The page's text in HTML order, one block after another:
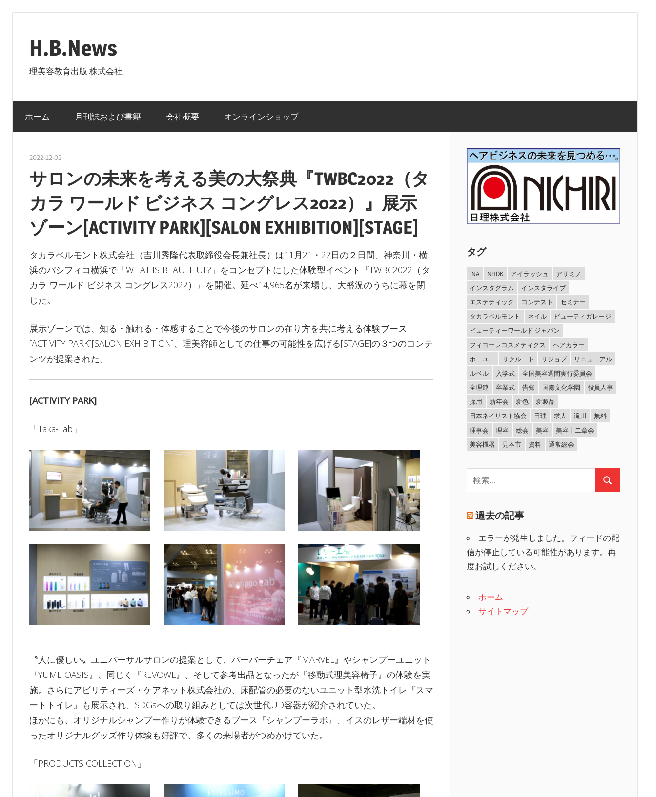
ス
ッ
H.B.News
理美容教育出版 株式会社
ホーム 月刊誌および書籍 会社概要 オンラインショップ
2022-12-02nakamura
サロンの未来を考える美の大祭典『TWBC2022（タ
カラ ワールド ビジネス コングレス2022）』展示
ゾーン[ACTIVITY PARK][SALON EXHIBITION][STAGE]
タカラベルモント株式会社（吉川秀隆代表取締役会長兼社長）は11月21・22日の２日間、神奈川・横
浜のパシフィコ横浜で「WHAT IS BEAUTIFUL?」をコンセプトにした体験型イベント『TWBC2022（タ
カラ ワールド ビジネス コングレス2022）』を開催。延べ14,965名が来場し、大盛況のうちに幕を閉
じた。
展示ゾーンでは、知る・触れる・体感することで今後のサロンの在り方を共に考える体験ブース
[ACTIVITY PARK][SALON EXHIBITION]、理美容師としての仕事の可能性を広げる[STAGE]の３つのコンテ
ンツが提案された。
[ACTIVITY PARK]
「Taka-Lab」
〝人に優しい〟ユニバーサルサロンの提案として、バーバーチェア『MARVEL』やシャンプーユニット
『YUME OASIS』、同じく『REVOWL』、そして参考出品となったが『移動式理美容椅子』の体験を実
施。さらにアビリティーズ・ケアネット株式会社の、床配管の必要のないユニット型水洗トイレ『スマ
ートトイレ』も展示され、SDGsへの取り組みとしては次世代UD容器が紹介されていた。
ほかにも、オリジナルシャンプー作りが体験できるブース『シャンプーラボ』、イスのレザー端材を使
ったオリジナルグッズ作り体験も好評で、多くの来場者がつめかけていた。
「PRODUCTS COLLECTION」
タグ
JNA NHDK アイラッシュ
アリミノ
インスタグラム
インスタライブ
エステティック
コンテスト
セミナー
タカラベルモント
ネイル
ビューティガレージ
ビューティーワールド ジャパン
フィヨーレコスメティクス
ヘアカラー
ホーユー
リクルート リジョブ
リニューアル
ルベル
入学式
全国美容週間実行委員会
全理連
卒業式 告知 国際文化学園
役員人事
採用
新年会 新色
新製品
日本ネイリスト協会
日理 求人 滝川
無料
理事会
理容 総会 美容
美容十二章会
美容機器
見本市 資料 通常総会
索:
検
過去の記事
エラーが発生しました。フィードの配
信が停止している可能性があります。再
度お試しください。
ホーム
サイトマップ